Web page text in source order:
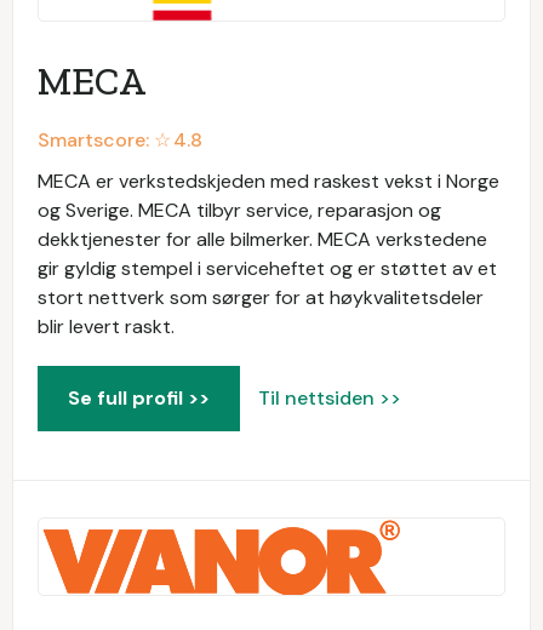
MECA
Smartscore: ☆4.8
MECA er verkstedskjeden med raskest vekst i Norge
og Sverige. MECA tilbyr service, reparasjon og
dekktjenester for alle bilmerker. MECA verkstedene
gir gyldig stempel i serviceheftet og er støttet av et
stort nettverk som sørger for at høykvalitetsdeler
blir levert raskt.
Se full profil >> Til nettsiden >>